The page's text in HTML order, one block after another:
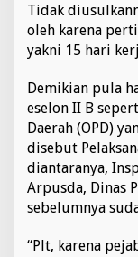
Tidak
oleh karena
yakni 15 hari
Demikian pula
eselon II B
Daerah (OPD)
disebut
diantaranya,
Arpusda, Dinas
sebelumnya
“Plt, karena